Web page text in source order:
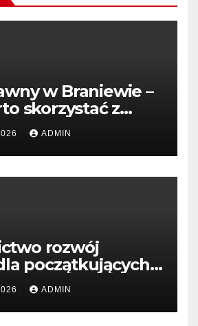
w Braniewie –
skorzystać z
ADMIN
rozwój
początkujących
ADMIN